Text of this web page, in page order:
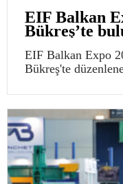
EIF Balkan
Bükreş’te
EIF Balkan Expo
Bükreş'te